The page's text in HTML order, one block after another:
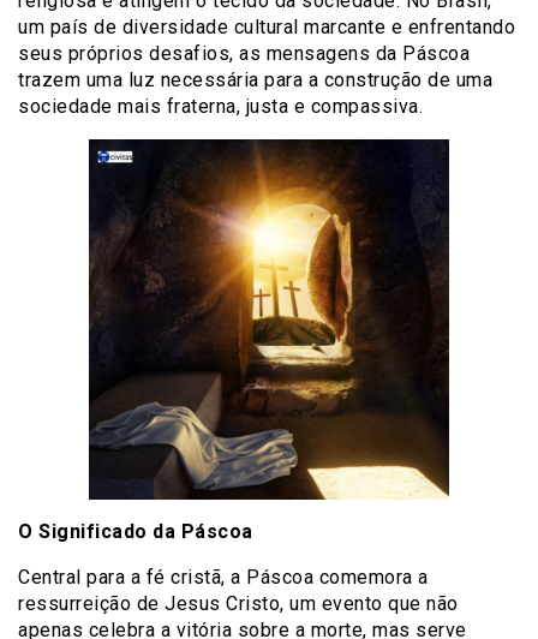
um país de diversidade cultural marcante e enfrentando
seus próprios desafios, as mensagens da Páscoa
trazem uma luz necessária para a construção de uma
sociedade mais fraterna, justa e compassiva.
O Significado da Páscoa
Central para a fé cristã, a Páscoa comemora a
ressurreição de Jesus Cristo, um evento que não
apenas celebra a vitória sobre a morte, mas serve